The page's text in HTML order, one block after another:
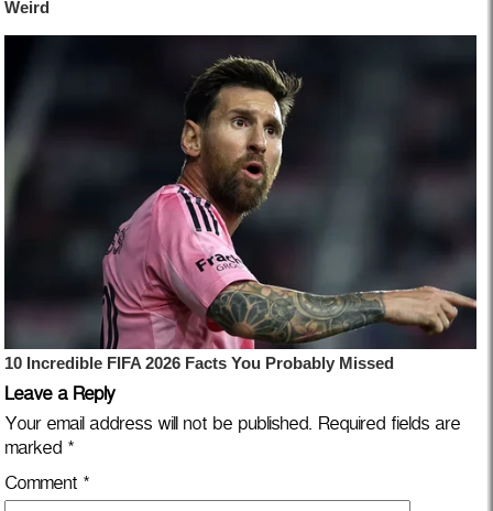
Leave a Reply
Your email address will not be published. Required fields are
marked *
Comment *